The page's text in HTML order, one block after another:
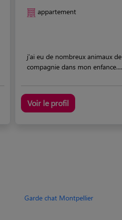
appartement
j'ai eu de nombreux animaux de
compagnie dans mon enfance....
Voir le profil
Garde chat Montpellier